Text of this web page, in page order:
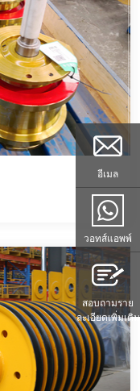
อีเมล
วอทส์แอพพ์
สอบถามราย
ละเอียดเพิ่มเติม